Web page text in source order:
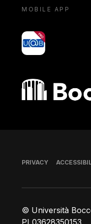
MOBILE APP
yoU@B
Bocconi shop
© Università
Piè di pagina
PRIVACY